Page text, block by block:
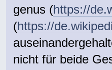
genus (https://
(https://
nicht für beide